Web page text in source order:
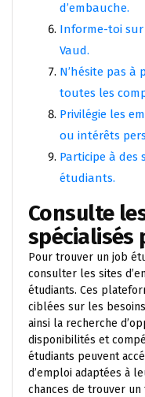
d’embauche.
Informe-toi
Vaud.
N’hésite pas à
toutes les
Privilégie les
ou intérêts
Participe à des
étudiants.
Consulte
spécialisés
Pour trouver un job
consulter les sites
étudiants. Ces
ciblées sur les
ainsi la recherche
disponibilités et
étudiants peuvent
d’emploi adaptées à
chances de trouver